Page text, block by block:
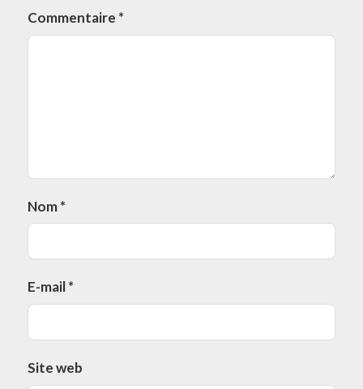
Commentaire *
Nom*
E-mail*
Site web